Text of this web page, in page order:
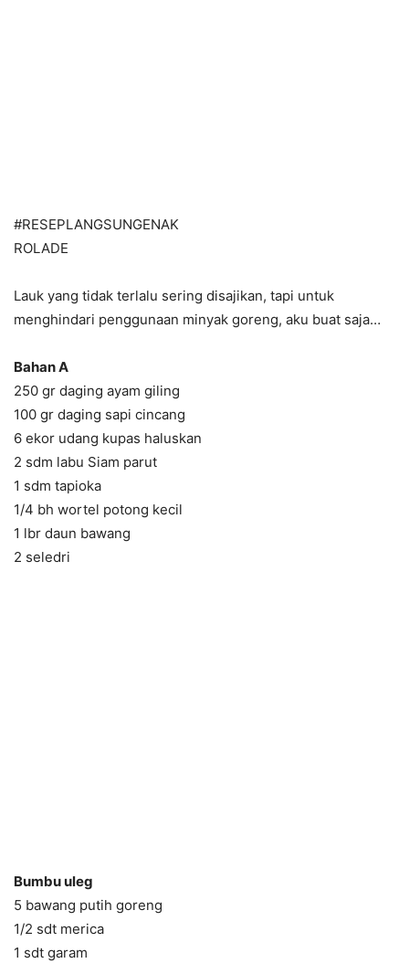
#RESEPLANGSUNGENAK
ROLADE
Lauk yang tidak terlalu sering disajikan, tapi untuk
menghindari penggunaan minyak goreng, aku buat saja…
Bahan A
250 gr daging ayam giling
100 gr daging sapi cincang
6 ekor udang kupas haluskan
2 sdm labu Siam parut
1 sdm tapioka
1/4 bh wortel potong kecil
1 lbr daun bawang
2 seledri
Bumbu uleg
5 bawang putih goreng
1/2 sdt merica
1 sdt garam